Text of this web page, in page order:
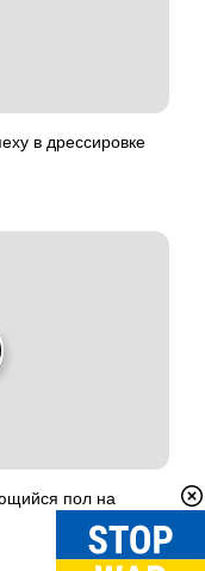
в дрессировке
пол на